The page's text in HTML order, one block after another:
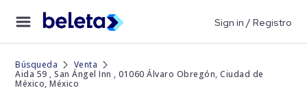
Sign in / Registro
Búsqueda
Venta
Aida 59 , San Ángel Inn , 01060 Álvaro Obregón, Ciudad de
México, México